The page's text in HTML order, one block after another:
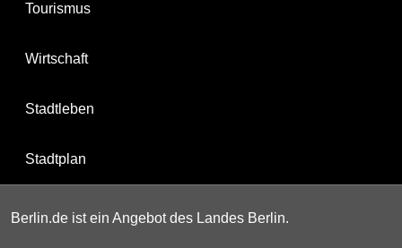
Tourismus
Wirtschaft
Stadtleben
Stadtplan
Berlin.de ist ein Angebot des Landes Berlin.